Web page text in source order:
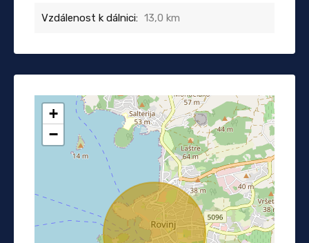
Vzdálenost k dálnici: 13,0 km
+
−